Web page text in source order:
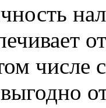
числе